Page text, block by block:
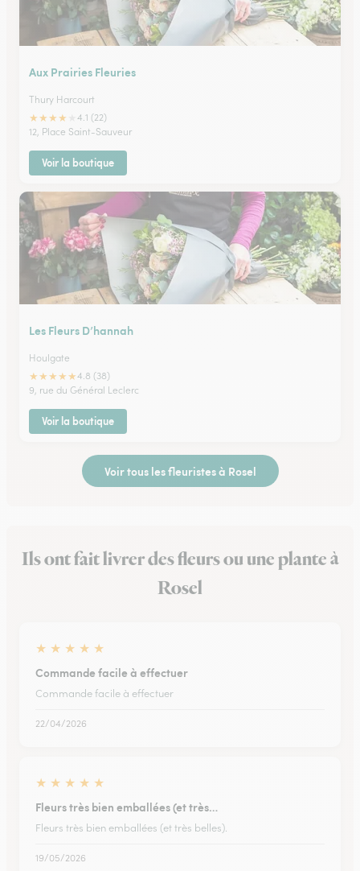
Aux Prairies Fleuries
Thury Harcourt
★★★★
4.1 (22)
12, Place Saint-Sauveur
Voir la boutique
Les Fleurs D’hannah
Houlgate
★★★★★4.8 (38)
9, rue du Général Leclerc
Voir la boutique
Voir tous les fleuristes à Rosel
Ils ont fait livrer des fleurs ou une plante à
Rosel
★ ★ ★ ★ ★
Commande facile à effectuer
Commande facile à effectuer
22/04/2026
★ ★ ★ ★ ★
Fleurs très bien emballées (et très…
Fleurs très bien emballées (et très belles).
19/05/2026